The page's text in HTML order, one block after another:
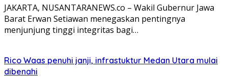
JAKARTA, NUSANTARANEWS.co – Wakil Gubernur Jawa
Barat Erwan Setiawan menegaskan pentingnya
menjunjung tinggi integritas bagi…
Rico Waas penuhi janji, infrastuktur Medan Utara mulai
dibenahi